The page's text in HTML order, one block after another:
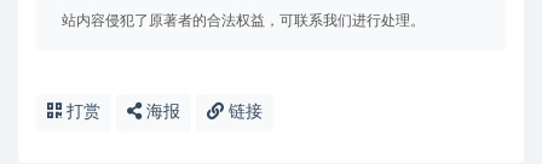
站内容侵犯了原著者的合法权益，可联系我们进行处理。
打赏 海报 链接